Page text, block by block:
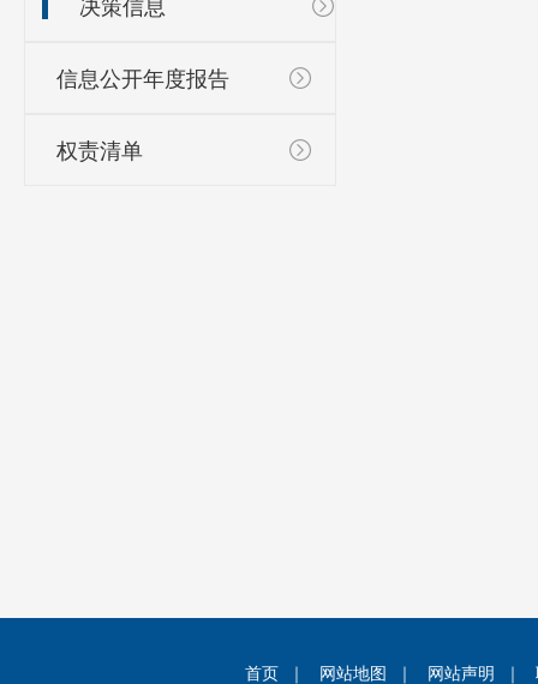
决策信息
信息公开年度报告
权责清单
首页 网站地图 网站声明